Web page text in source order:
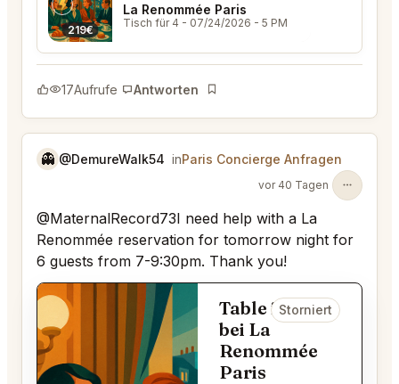
219€
La Renommée Paris
Tisch für 4 - 07/24/2026 - 5 PM
17Aufrufe Antworten
Lesezeichen
👻 @DemureWalk54 inParis Concierge Anfragen
vor 40 Tagen
@MaternalRecord73I need help with a La
Renommée reservation for tomorrow night for
6 guests from 7-9:30pm. Thank you!
Table for 6
bei La
Renommée
Paris
Storniert